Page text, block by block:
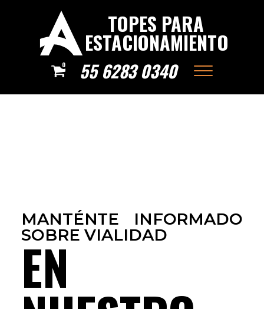
TOPES PARA
ESTACIONAMIENTO
0 55 6283 0340
MANTÉNTE INFORMADO
SOBRE VIALIDAD
EN